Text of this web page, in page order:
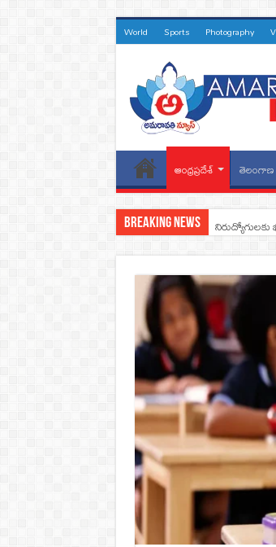
World Sports Photography
ఆంధ్రప్రదేశ్ తెలంగాణ
Breaking News